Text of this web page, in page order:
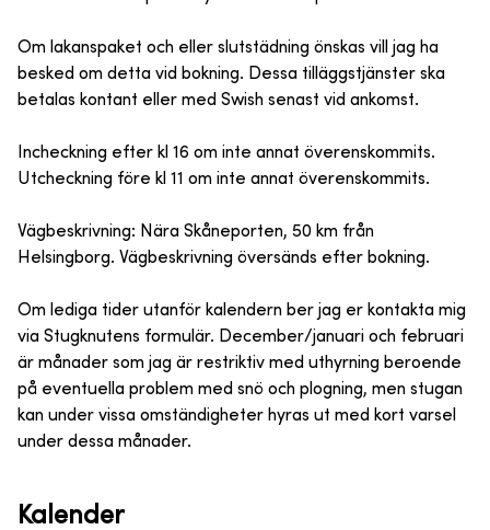
Om lakanspaket och eller slutstädning önskas vill jag ha
besked om detta vid bokning. Dessa tilläggstjänster ska
betalas kontant eller med Swish senast vid ankomst.
Incheckning efter kl 16 om inte annat överenskommits.
Utcheckning före kl 11 om inte annat överenskommits.
Vägbeskrivning: Nära Skåneporten, 50 km från
Helsingborg. Vägbeskrivning översänds efter bokning.
Om lediga tider utanför kalendern ber jag er kontakta mig
via Stugknutens formulär. December/januari och februari
är månader som jag är restriktiv med uthyrning beroende
på eventuella problem med snö och plogning, men stugan
kan under vissa omständigheter hyras ut med kort varsel
under dessa månader.
Kalender